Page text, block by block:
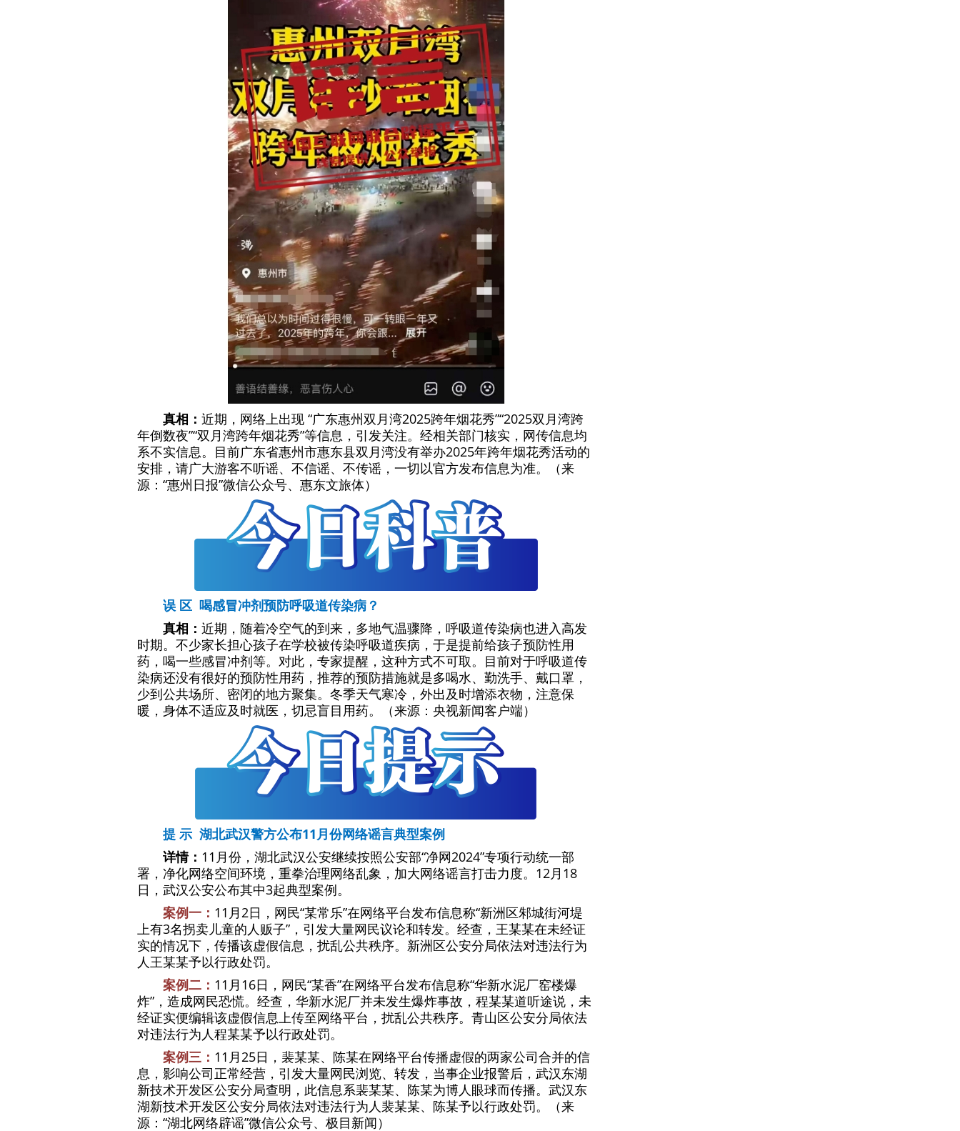
真相： 近期，网络上出现 “广东惠州双月湾2025跨年烟花秀”“2025双月湾跨
年倒数夜”“双月湾跨年烟花秀”等信息，引发关注。经相关部门核实，网传信息均
系不实信息。目前广东省惠州市惠东县双月湾没有举办2025年跨年烟花秀活动的
安排，请广大游客不听谣、不信谣、不传谣，一切以官方发布信息为准。（来
源：“惠州日报”微信公众号、惠东文旅体）
误 区 喝感冒冲剂预防呼吸道传染病？
真相： 近期，随着冷空气的到来，多地气温骤降，呼吸道传染病也进入高发
时期。不少家长担心孩子在学校被传染呼吸道疾病，于是提前给孩子预防性用
药，喝一些感冒冲剂等。对此，专家提醒，这种方式不可取。目前对于呼吸道传
染病还没有很好的预防性用药，推荐的预防措施就是多喝水、勤洗手、戴口罩，
少到公共场所、密闭的地方聚集。冬季天气寒冷，外出及时增添衣物，注意保
暖，身体不适应及时就医，切忌盲目用药。（来源：央视新闻客户端）
提 示 湖北武汉警方公布11月份网络谣言典型案例
详情： 11月份，湖北武汉公安继续按照公安部“净网2024”专项行动统一部
署，净化网络空间环境，重拳治理网络乱象，加大网络谣言打击力度。12月18
日，武汉公安公布其中3起典型案例。
案例一： 11月2日，网民“某常乐”在网络平台发布信息称“新洲区邾城街河堤
上有3名拐卖儿童的人贩子”，引发大量网民议论和转发。经查，王某某在未经证
实的情况下，传播该虚假信息，扰乱公共秩序。新洲区公安分局依法对违法行为
人王某某予以行政处罚。
案例二： 11月16日，网民“某香”在网络平台发布信息称“华新水泥厂窑楼爆
炸”，造成网民恐慌。经查，华新水泥厂并未发生爆炸事故，程某某道听途说，未
经证实便编辑该虚假信息上传至网络平台，扰乱公共秩序。青山区公安分局依法
对违法行为人程某某予以行政处罚。
案例三： 11月25日，裴某某、陈某在网络平台传播虚假的两家公司合并的信
息，影响公司正常经营，引发大量网民浏览、转发，当事企业报警后，武汉东湖
新技术开发区公安分局查明，此信息系裴某某、陈某为博人眼球而传播。武汉东
湖新技术开发区公安分局依法对违法行为人裴某某、陈某予以行政处罚。（来
源：“湖北网络辟谣”微信公众号、极目新闻）